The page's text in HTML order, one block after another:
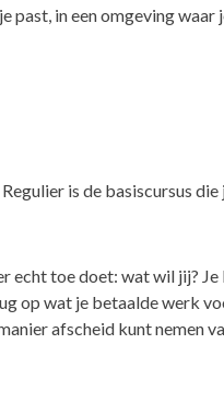
past, in een omgeving
is de basiscursus
echt toe doet: wat wil jij?
op wat je betaalde werk
afscheid kunt nemen